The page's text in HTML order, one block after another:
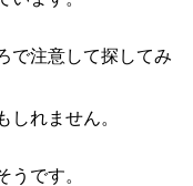
で注意して探してみ
しれません。
うです。